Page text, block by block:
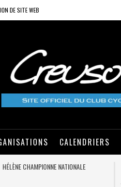
DE SITE WEB
CALENDRIERS
HÉLÈNE CHAMPIONNE NATIONALE